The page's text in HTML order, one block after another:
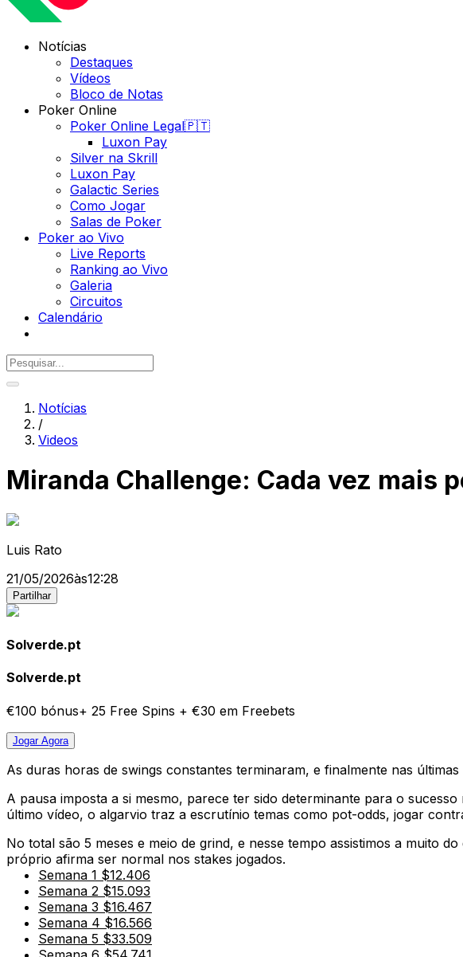
Notícias
Destaques
Vídeos
Bloco de Notas
Poker Online
Poker Online Legal🇵🇹
Luxon Pay
Silver na Skrill
Luxon Pay
Galactic Series
Como Jogar
Salas de Poker
Poker ao Vivo
Live Reports
Ranking ao Vivo
Galeria
Circuitos
Calendário
Notícias
/
Videos
Miranda Challenge: Cada vez mais
Luis Rato
21/05/2026às12:28
Partilhar
Solverde.pt
Solverde.pt
€100 bónus+ 25 Free Spins + €30 em Freebets
Jogar Agora
As duras horas de swings constantes terminaram, e finalmente nas últimas
A pausa imposta a si mesmo, parece ter sido determinante para o
último vídeo, o algarvio traz a escrutínio temas como pot-odds, jogar
No total são 5 meses e meio de grind, e nesse tempo assistimos a muito
próprio afirma ser normal nos stakes jogados.
Semana 1 $12.406
Semana 2 $15.093
Semana 3 $16.467
Semana 4 $16.566
Semana 5 $33.509